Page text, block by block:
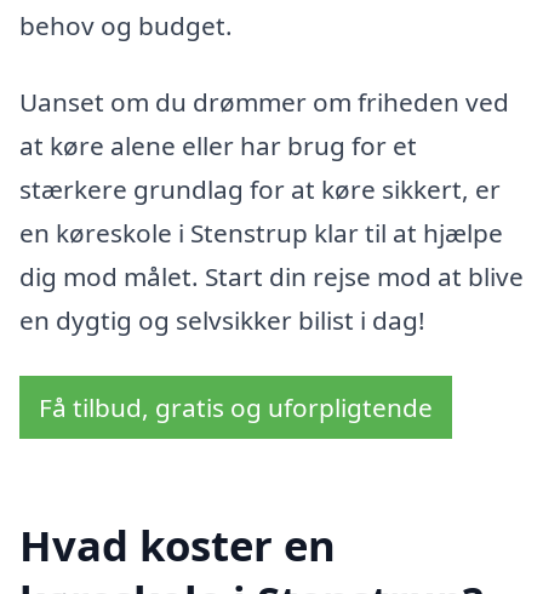
behov og budget.
Uanset om du drømmer om friheden ved
at køre alene eller har brug for et
stærkere grundlag for at køre sikkert, er
en køreskole i Stenstrup klar til at hjælpe
dig mod målet. Start din rejse mod at blive
en dygtig og selvsikker bilist i dag!
Få tilbud, gratis og uforpligtende
Hvad koster en